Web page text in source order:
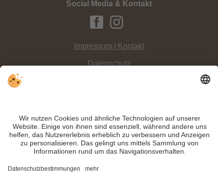
Social Media & Kontakt
Impressum | Kontakt
Datenschutz
INFO:DieStiftskirche von Innichen ist einer derbedeutendsten
romanischen Sakralbautenund wird vielfach auch als "Dom von Innichen"